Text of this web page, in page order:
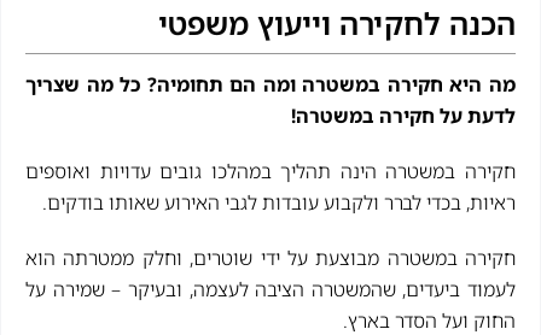
הכנה לחקירה וייעוץ משפטי
מה היא חקירה במשטרה ומה הם תחומיה? כל מה שצריך
לדעת על חקירה במשטרה!
חקירה במשטרה הינה תהליך במהלכו גובים עדויות ואוספים
ראיות, בכדי לברר ולקבוע עובדות לגבי האירוע שאותו בודקים.
חקירה במשטרה מבוצעת על ידי שוטרים, וחלק ממטרתה הוא
לעמוד ביעדים, שהמשטרה הציבה לעצמה, ובעיקר – שמירה על
החוק ועל הסדר בארץ.